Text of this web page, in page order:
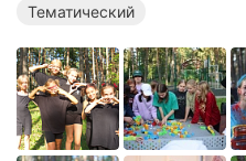
Тематический